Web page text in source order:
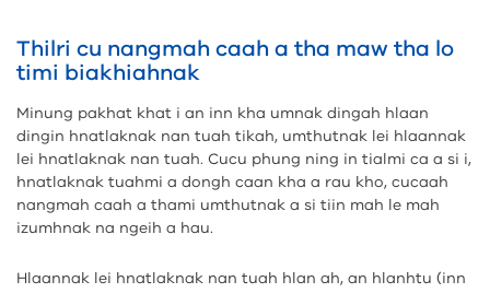
Thilri cu nangmah caah a tha maw tha lo
timi biakhiahnak
Minung pakhat khat i an inn kha umnak dingah hlaan
dingin hnatlaknak nan tuah tikah, umthutnak lei hlaannak
lei hnatlaknak nan tuah. Cucu phung ning in tialmi ca a si i,
hnatlaknak tuahmi a dongh caan kha a rau kho, cucaah
nangmah caah a thami umthutnak a si tiin mah le mah
izumhnak na ngeih a hau.
Hlaannak lei hnatlaknak nan tuah hlan ah, an hlanhtu (inn